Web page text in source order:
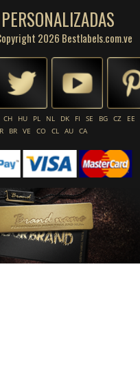
2026 Bestlabels.com.ve
CH HU PL NL DK FI SE BG CZ
EE
BR VE CO CL AU CA